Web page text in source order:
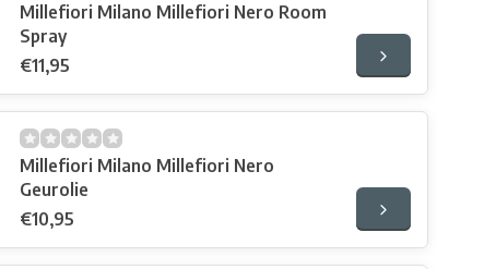
Millefiori Milano Millefiori Nero Room
Spray
€11,95
Millefiori Milano Millefiori Nero
Geurolie
€10,95